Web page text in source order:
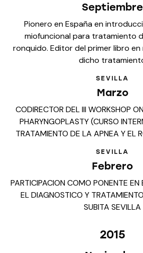
Septiembre
Pionero en España en
miofuncional para tratamiento
ronquido. Editor del primer libro
dicho
SEVILLA
Marzo
CODIRECTOR DEL III WORKSHOP
PHARYNGOPLASTY (CURSO
TRATAMIENTO DE LA APNEA Y EL
SEVILLA
Febrero
PARTICIPACION COMO PONENTE EN
EL DIAGNOSTICO Y
SUBITA SEVILLA
2015